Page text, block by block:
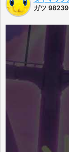
ガツ